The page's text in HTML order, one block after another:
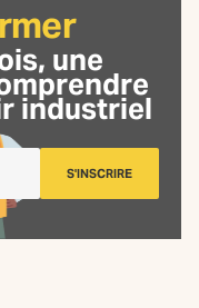
une
industriel
S'INSCRIRE